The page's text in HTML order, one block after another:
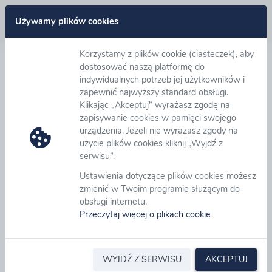
Używamy plików cookies
Korzystamy z plików cookie (ciasteczek), aby
dostosować naszą platformę do
indywidualnych potrzeb jej użytkowników i
zapewnić najwyższy standard obsługi.
Klikając „Akceptuj” wyrażasz zgodę na
zapisywanie cookies w pamięci swojego
urządzenia. Jeżeli nie wyrażasz zgody na
użycie plików cookies kliknij „Wyjdź z
serwisu”.
Ustawienia dotyczące plików cookies możesz
zmienić w Twoim programie służącym do
obsługi internetu.
Przeczytaj więcej o plikach cookie
WYJDŹ Z SERWISU AKCEPTUJ
Wystąpił błąd
NIE ODNALEZIONO POSTĘPOWANIA.
Wróć na stronę główną